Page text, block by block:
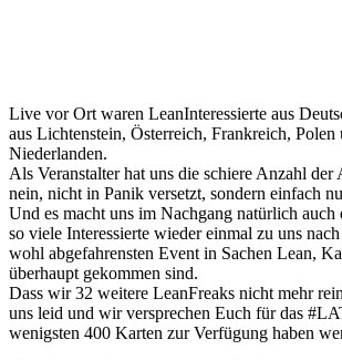
Live vor Ort waren LeanInteressierte aus
aus Lichtenstein, Österreich, Frankreich, Polen
Niederlanden.
Als Veranstalter hat uns die schiere Anzahl
nein, nicht in Panik versetzt, sondern einfach
Und es macht uns im Nachgang natürlich auch
so viele Interessierte wieder einmal zu uns
wohl abgefahrensten Event in Sachen Lean,
überhaupt gekommen sind.
Dass wir 32 weitere LeanFreaks nicht mehr
uns leid und wir versprechen Euch für das
wenigsten 400 Karten zur Verfügung haben